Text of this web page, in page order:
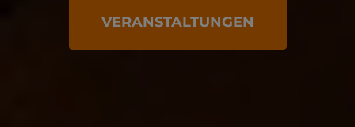
VERANSTALTUNGEN